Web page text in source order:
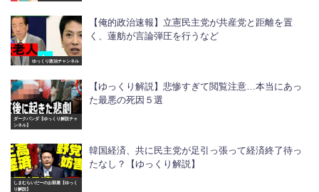
ゆっくり政治チャンネル
【俺的政治速報】立憲民主党が共産党と距離を置
く、蓮舫が言論弾圧を行うなど
ダークパンダ【ゆっくり解説チャ
ンネル】
【ゆっくり解説】悲惨すぎて閲覧注意…本当にあっ
た最悪の死因５選
しまむらいだーのお部屋【ゆっく
り解説】
韓国経済、共に民主党が足引っ張って経済終了待っ
たなし？【ゆっくり解説】